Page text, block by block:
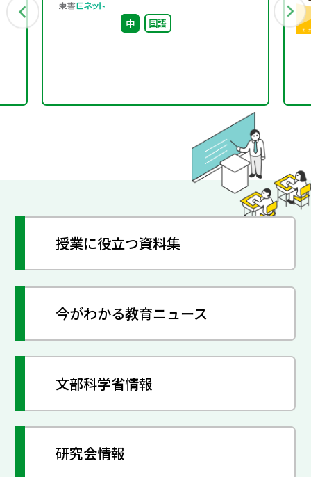
見た日本語
中 国語
授業に役立つ資料集
今がわかる教育ニュース
文部科学省情報
研究会情報